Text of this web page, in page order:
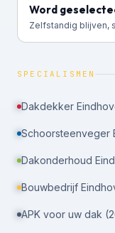
Word
Zelfstandig blijven,
SPECIALISMEN
Dakdekker
Schoorsteenveger
Dakonderhoud
Bouwbedrijf
APK voor uw dak